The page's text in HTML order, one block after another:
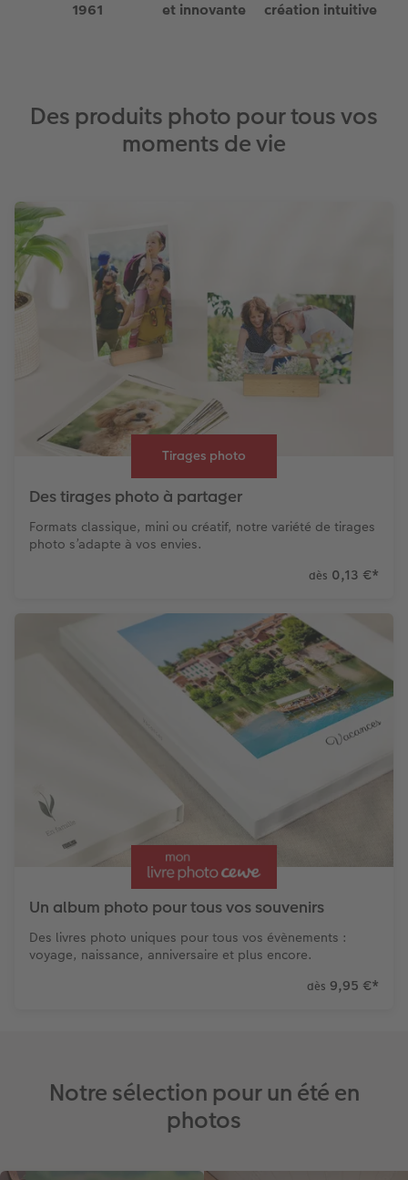
Tableau mural CEWE exclusif avec
Nos nouveautés
1961
et innovante
création intuitive
Des produits photo pour tous vos
moments de vie
Tirages photo
Des tirages photo à partager
Formats classique, mini ou créatif, notre variété de tirages
photo s’adapte à vos envies.
dès 0,13 €*
Un album photo pour tous vos souvenirs
Des livres photo uniques pour tous vos évènements :
voyage, naissance, anniversaire et plus encore.
dès 9,95 €*
Notre sélection pour un été en
photos